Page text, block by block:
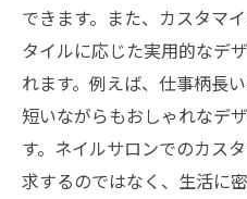
できます。また、カスタマ
タイルに応じた実用的なデ
れます。例えば、仕事柄長
短いながらもおしゃれなデ
す。ネイルサロンでのカス
求するのではなく、生活に